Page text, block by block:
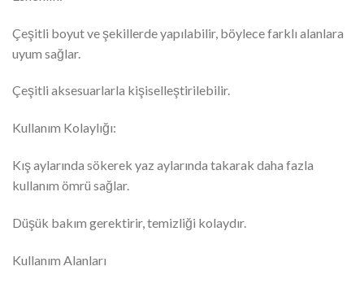
Çeşitli boyut ve şekillerde yapılabilir, böylece farklı alanlara
uyum sağlar.
Çeşitli aksesuarlarla kişiselleştirilebilir.
Kullanım Kolaylığı:
Kış aylarında sökerek yaz aylarında takarak daha fazla
kullanım ömrü sağlar.
Düşük bakım gerektirir, temizliği kolaydır.
Kullanım Alanları